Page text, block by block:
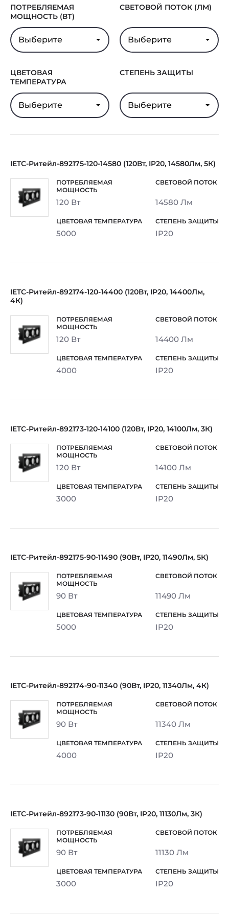
Срок службы
светодиодов
В реестре
Минпромторга
Нет
Гарантия 5 лет
ПОТРЕБЛЯЕМАЯ
МОЩНОСТЬ (ВТ)
Выберите
СВЕТОВОЙ ПОТОК (ЛМ)
Выберите
ЦВЕТОВАЯ
ТЕМПЕРАТУРА
Выберите
СТЕПЕНЬ ЗАЩИТЫ
Выберите
IETC-Ритейл-892175-120-14580 (120Вт, IP20, 14580Лм, 5К)
120 Вт 14580 Лм
5000 IP20
IETC-Ритейл-892174-120-14400 (120Вт, IP20, 14400Лм,
4К)
120 Вт 14400 Лм
4000 IP20
IETC-Ритейл-892173-120-14100 (120Вт, IP20, 14100Лм, 3К)
120 Вт 14100 Лм
3000 IP20
IETC-Ритейл-892175-90-11490 (90Вт, IP20, 11490Лм, 5К)
90 Вт 11490 Лм
5000 IP20
IETC-Ритейл-892174-90-11340 (90Вт, IP20, 11340Лм, 4К)
90 Вт 11340 Лм
4000 IP20
IETC-Ритейл-892173-90-11130 (90Вт, IP20, 11130Лм, 3К)
90 Вт 11130 Лм
3000 IP20